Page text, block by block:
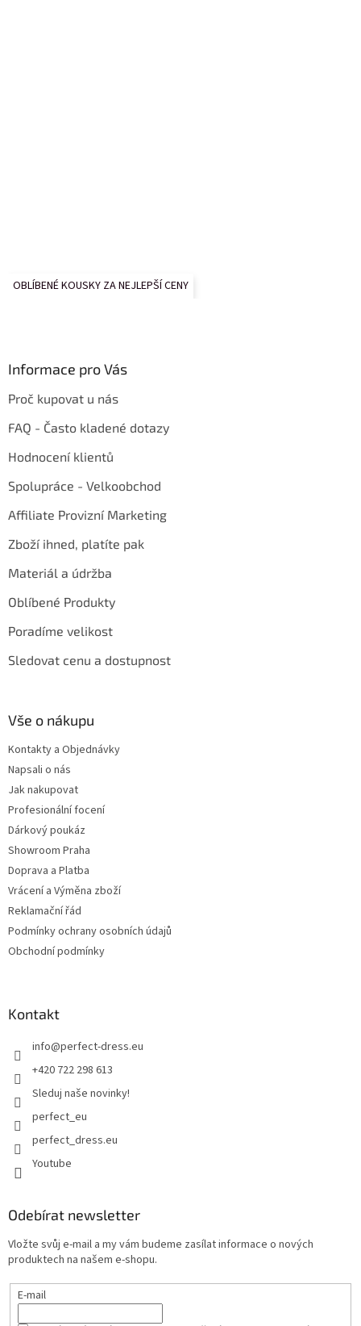
OBLÍBENÉ KOUSKY ZA NEJLEPŠÍ CENY
Informace pro Vás
Proč kupovat u nás
FAQ - Často kladené dotazy
Hodnocení klientů
Spolupráce - Velkoobchod
Affiliate Provizní Marketing
Zboží ihned, platíte pak
Materiál a údržba
Oblíbené Produkty
Poradíme velikost
Sledovat cenu a dostupnost
Vše o nákupu
Kontakty a Objednávky
Napsali o nás
Jak nakupovat
Profesionální focení
Dárkový poukáz
Showroom Praha
Doprava a Platba
Vrácení a Výměna zboží
Reklamační řád
Podmínky ochrany osobních údajů
Obchodní podmínky
Kontakt
info@perfect-dress.eu
+420 722 298 613
Sleduj naše novinky!
perfect_eu
perfect_dress.eu
Youtube
Odebírat newsletter
Vložte svůj e-mail a my vám budeme zasílat informace o nových
produktech na našem e-shopu.
E-mail